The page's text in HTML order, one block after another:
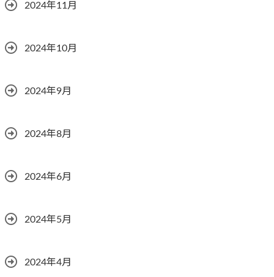
2024年11月
2024年10月
2024年9月
2024年8月
2024年6月
2024年5月
2024年4月